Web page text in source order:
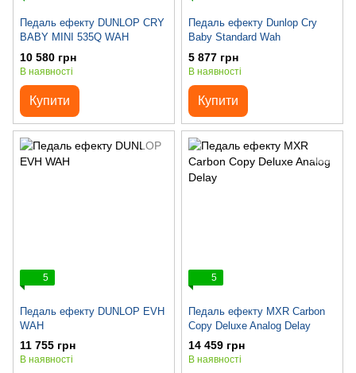
Педаль ефекту DUNLOP CRY
BABY MINI 535Q WAH
10 580 грн
В наявності
Купити
Педаль ефекту Dunlop Cry
Baby Standard Wah
5 877 грн
В наявності
Купити
5
Педаль ефекту DUNLOP EVH
WAH
11 755 грн
В наявності
5
Педаль ефекту MXR Carbon
Copy Deluxe Analog Delay
14 459 грн
В наявності